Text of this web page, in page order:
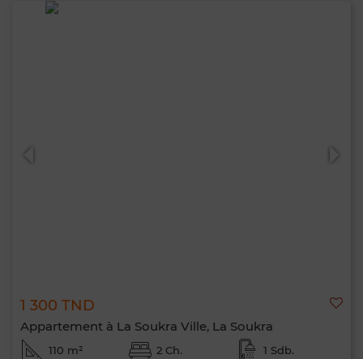
1 300 TND
Appartement à La Soukra Ville, La Soukra
110 m² 2 Ch. 1 Sdb.